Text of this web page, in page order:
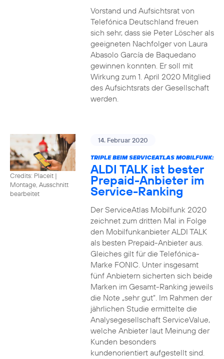
Vorstand und Aufsichtsrat von
Telefónica Deutschland freuen
sich sehr, dass sie Peter Löscher als
geeigneten Nachfolger von Laura
Abasolo García de Baquedano
gewinnen konnten. Er soll mit
Wirkung zum 1. April 2020 Mitglied
des Aufsichtsrats der Gesellschaft
werden.
Credits: Placeit |
Montage, Ausschnitt
bearbeitet
14. Februar 2020
TRIPLE BEIM SERVICEATLAS MOBILFUNK:
ALDI TALK ist bester
Prepaid-Anbieter im
Service-Ranking
Der ServiceAtlas Mobilfunk 2020
zeichnet zum dritten Mal in Folge
den Mobilfunkanbieter ALDI TALK
als besten Prepaid-Anbieter aus.
Gleiches gilt für die Telefónica-
Marke FONIC. Unter insgesamt
fünf Anbietern sicherten sich beide
Marken im Gesamt-Ranking jeweils
die Note „sehr gut“. Im Rahmen der
jährlichen Studie ermittelte die
Analysegesellschaft ServiceValue,
welche Anbieter laut Meinung der
Kunden besonders
kundenorientiert aufgestellt sind.